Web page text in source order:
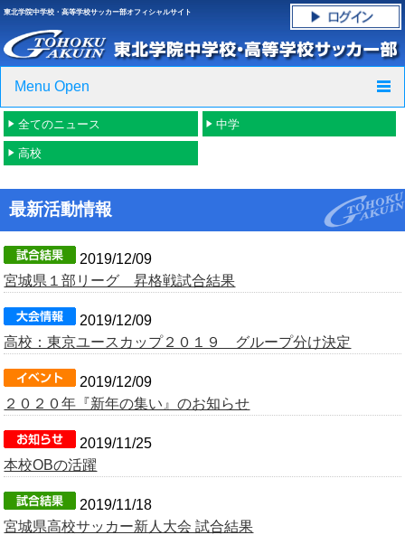
東北学院中学校・高等学校サッカー部オフィシャルサイト
Menu Open
TOP
フォトギャラリー
全てのニュース 中学
高校
最新活動情報
2019/12/09
宮城県１部リーグ 昇格戦試合結果
2019/12/09
高校：東京ユースカップ２０１９ グループ分け決定
2019/12/09
２０２０年『新年の集い』のお知らせ
2019/11/25
本校OBの活躍
2019/11/18
宮城県高校サッカー新人大会 試合結果